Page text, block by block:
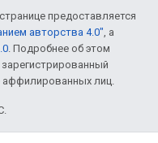
предоставляется
авторства 4.0", а
. Подробнее об этом
зарегистрированный
аффилированных лиц.